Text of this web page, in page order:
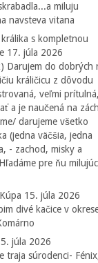
miluju
navsteva vitana
s kompletnou
17. júla 2026
Darujem do dobrých
králičicu z dôvodu
veľmi prítulná,
a je naučená na
darujeme všetko
(jedna väčšia, jedna
- zachod, misky a
pre ňu
15. júla 2026
divé kačice v
júla 2026
traja súrodenci-